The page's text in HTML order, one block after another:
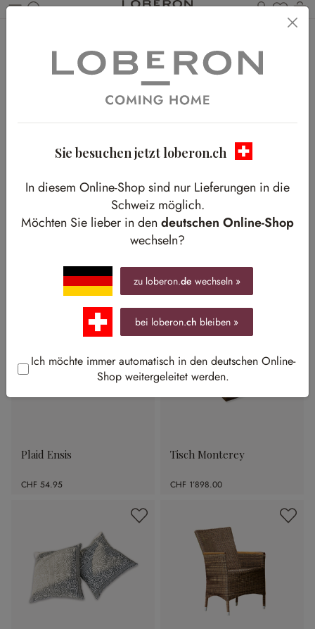
Du
Familien-Treffpunkt im Freien
Gemeinsame Stunden genießen
Plaid Ensis
CHF 54.95
Tisch Monterey
CHF 1’898.00
Sie besuchen jetzt loberon.ch
In diesem Online-Shop sind nur Lieferungen in die
Schweiz möglich.
Möchten Sie lieber in den deutschen Online-Shop
wechseln?
zu loberon.de wechseln »
bei loberon.ch bleiben »
Ich möchte immer automatisch in den deutschen Online-
Shop weitergeleitet werden.